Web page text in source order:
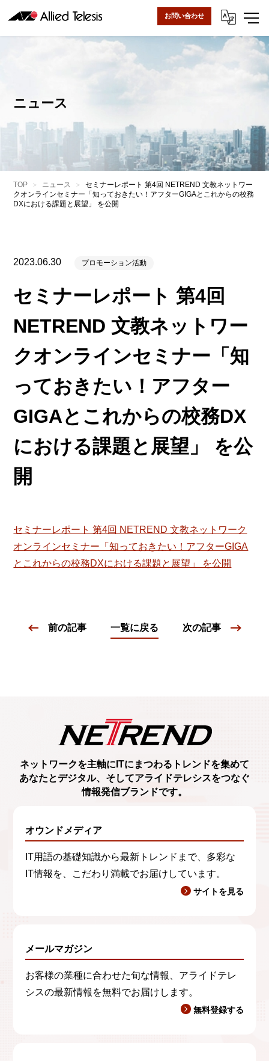
お問い合わせ
ニュース
TOP ニュース
セミナーレポート 第4回 NETREND 文教ネットワー
クオンラインセミナー「知っておきたい！アフターGIGAとこれからの校務
DXにおける課題と展望」 を公開
2023.06.30 プロモーション活動
セミナーレポート 第4回
NETREND 文教ネットワー
クオンラインセミナー「知
っておきたい！アフター
GIGAとこれからの校務DX
における課題と展望」 を公
開
セミナーレポート 第4回 NETREND 文教ネットワーク
オンラインセミナー「知っておきたい！アフターGIGA
とこれからの校務DXにおける課題と展望」 を公開
前の記事 一覧に戻る 次の記事
ネットワークを主軸に ITにまつわるトレンドを集めて
あなたとデジタル、 そしてアライドテレシスをつなぐ
情報発信ブランドです。
オウンドメディア
IT用語の基礎知識から最新トレンドまで、多彩な
IT情報を、こだわり満載でお届けしています。
サイトを見る
メールマガジン
お客様の業種に合わせた旬な情報、アライドテレ
シスの最新情報を無料でお届けします。
無料登録する